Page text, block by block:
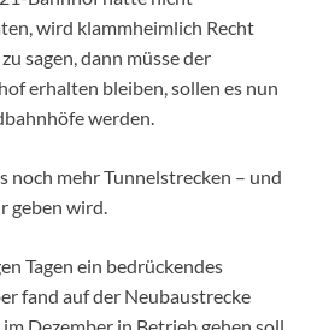
wird klammheimlich Recht
sagen, dann müsse der
erhalten bleiben, sollen es nun
werden.
noch mehr Tunnelstrecken – und
geben wird.
Tagen ein bedrückendes
fand auf der Neubaustrecke